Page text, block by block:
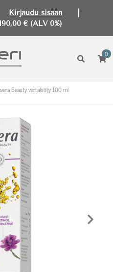
Kirjaudu sisään
€ (ALV 0%)
0
Beauty vartaloöljy 100 ml